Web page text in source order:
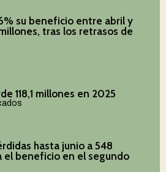
su beneficio entre abril y
tras los retrasos de
118,1 millones en 2025
hasta junio a 548
el beneficio en el segundo